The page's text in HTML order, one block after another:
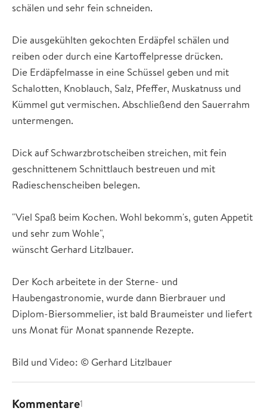
schälen und sehr fein schneiden.
Die ausgekühlten gekochten Erdäpfel schälen und
reiben oder durch eine Kartoffelpresse drücken.
Die Erdäpfelmasse in eine Schüssel geben und mit
Schalotten, Knoblauch, Salz, Pfeffer, Muskatnuss und
Kümmel gut vermischen. Abschließend den Sauerrahm
untermengen.
Dick auf Schwarzbrotscheiben streichen, mit fein
geschnittenem Schnittlauch bestreuen und mit
Radieschenscheiben belegen.
"Viel Spaß beim Kochen. Wohl bekomm's, guten Appetit
und sehr zum Wohle",
wünscht Gerhard Litzlbauer.
Der Koch arbeitete in der Sterne- und
Haubengastronomie, wurde dann Bierbrauer und
Diplom-Biersommelier, ist bald Braumeister und liefert
uns Monat für Monat spannende Rezepte.
Bild und Video: © Gerhard Litzlbauer
Kommentare1